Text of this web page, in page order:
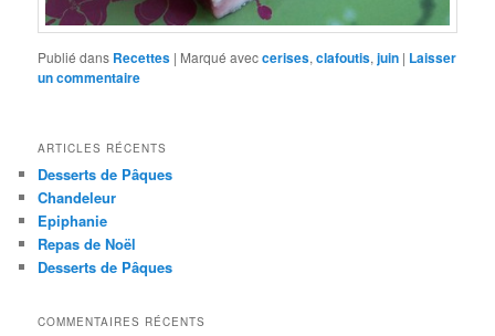
Publié dans Recettes | Marqué aveccerises,clafoutis,juin | Laisser
un commentaire
ARTICLES RÉCENTS
Desserts de Pâques
Chandeleur
Epiphanie
Repas de Noël
Desserts de Pâques
COMMENTAIRES RÉCENTS